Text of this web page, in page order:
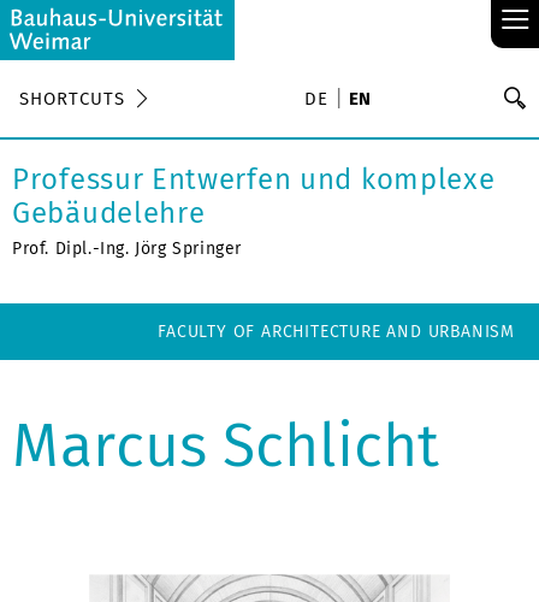
≡
SHORTCUTS DE EN
Professur Entwerfen und komplexe
Gebäudelehre
Prof. Dipl.-Ing. Jörg Springer
FACULTY OF ARCHITECTURE AND URBANISM
Marcus Schlicht